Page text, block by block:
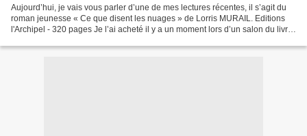
Aujourd’hui, je vais vous parler d’une de mes lectures récentes, il s’agit du
roman jeunesse « Ce que disent les nuages » de Lorris MURAIL. Editions
l'Archipel - 320 pages Je l’ai acheté il y a un moment lors d’un salon du livre